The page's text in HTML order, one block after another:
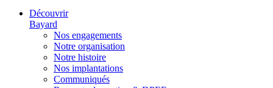
Découvrir
Bayard
Nos engagements
Notre organisation
Notre histoire
Nos implantations
Communiqués